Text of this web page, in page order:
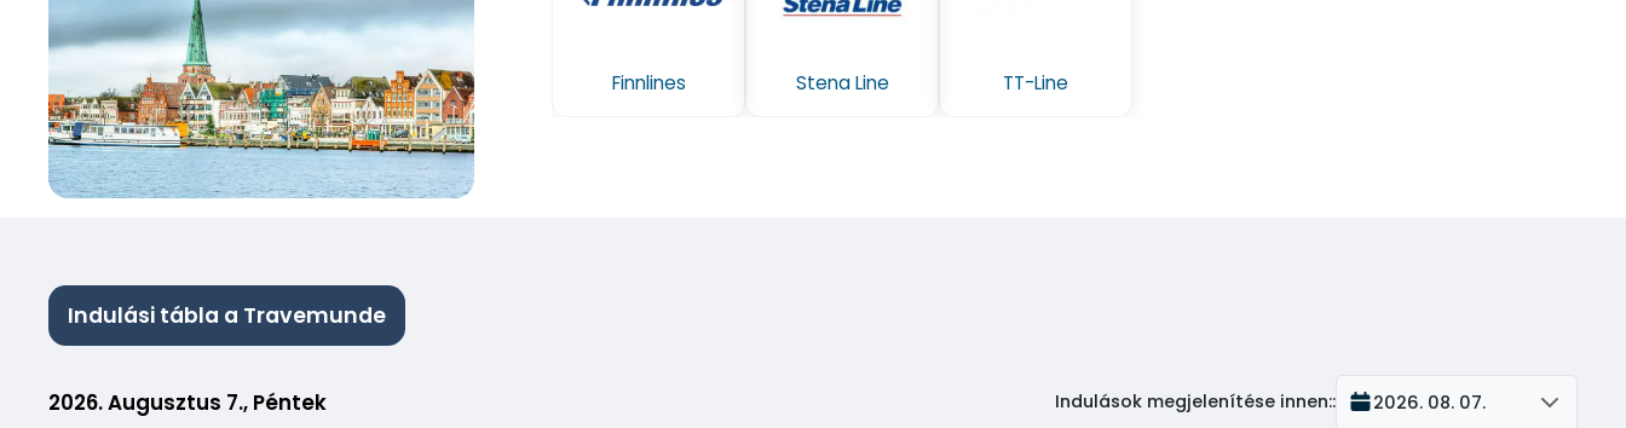
Finnlines Stena Line TT-Line
Indulási tábla a Travemunde
2026. Augusztus 7., Péntek Indulások megjelenítése innen:: 2026. 08. 07.